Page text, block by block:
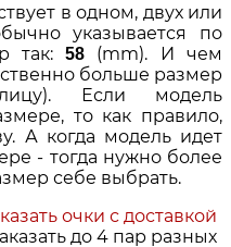
в одном, двух или
указывается по
так:58 (mm). И чем
больше размер
Если модель
то как правило,
А когда модель идет
- тогда нужно более
себе выбрать.
очки с доставкой
до 4 пар разных